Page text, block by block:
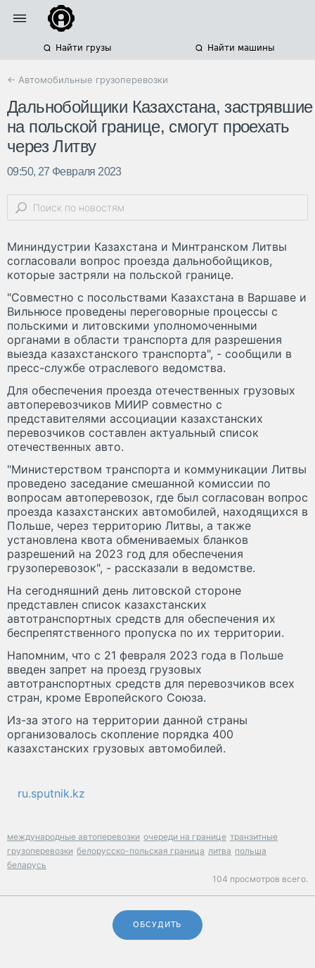
Найти грузы Найти машины
← Автомобильные грузоперевозки
Дальнобойщики Казахстана, застрявшие
на польской границе, смогут проехать
через Литву
09:50, 27 Февраля 2023
Мининдустрии Казахстана и Минтранском Литвы
согласовали вопрос проезда дальнобойщиков,
которые застряли на польской границе.
"Совместно с посольствами Казахстана в Варшаве и
Вильнюсе проведены переговорные процессы с
польскими и литовскими уполномоченными
органами в области транспорта для разрешения
выезда казахстанского транспорта", - сообщили в
пресс-службе отраслевого ведомства.
Для обеспечения проезда отечественных грузовых
автоперевозчиков МИИР совместно с
представителями ассоциации казахстанских
перевозчиков составлен актуальный список
отечественных авто.
"Министерством транспорта и коммуникации Литвы
проведено заседание смешанной комиссии по
вопросам автоперевозок, где был согласован вопрос
проезда казахстанских автомобилей, находящихся в
Польше, через территорию Литвы, а также
установлена квота обмениваемых бланков
разрешений на 2023 год для обеспечения
грузоперевозок", - рассказали в ведомстве.
На сегодняшний день литовской стороне
представлен список казахстанских
автотранспортных средств для обеспечения их
беспрепятственного пропуска по их территории.
Напомним, что с 21 февраля 2023 года в Польше
введен запрет на проезд грузовых
автотранспортных средств для перевозчиков всех
стран, кроме Европейского Союза.
Из-за этого на территории данной страны
организовалось скопление порядка 400
казахстанских грузовых автомобилей.
ru.sputnik.kz
международные автоперевозки очереди на границе транзитные
грузоперевозки белорусско-польская граница литва польша
беларусь
104 просмотров всего.
ОБСУДИТЬ